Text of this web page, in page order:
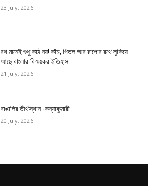
23 July, 2026
রথ মানেই শুধু কাঠ নয়! কাঁচ, পিতল আর রূপোর রথে লুকিয়ে
আছে বাংলার বিস্ময়কর ইতিহাস
21 July, 2026
বাঙালির তীর্থস্থান -কন্যাকুমারী
20 July, 2026